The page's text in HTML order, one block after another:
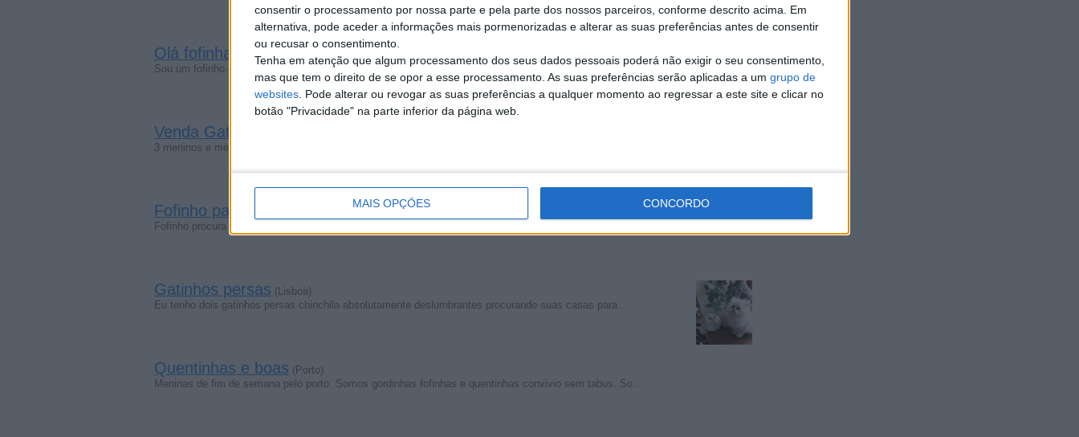
consentir o processamento por nossa parte e pela parte dos nossos parceiros, conforme descrito acima. Em
alternativa, pode aceder a informações mais pormenorizadas e alterar as suas preferências antes de consentir
ou recusar o consentimento.
Tenha em atenção que algum processamento dos seus dados pessoais poderá não exigir o seu consentimento,
mas que tem o direito de se opor a esse processamento. As suas preferências serão aplicadas a um grupo de
websites . Pode alterar ou revogar as suas preferências a qualquer momento ao regressar a este site e clicar no
botão "Privacidade" na parte inferior da página web.
MAIS OPÇÕES CONCORDO
Olá fofinhas
(Porto)
Sou um fofinho em busca de fofinhas casadas para sexo, as fofinhas não casadas também são bem…
Venda Gatinhos Russos Azuis
3 meninos e meninas fofinhos e robustos foram treinados em torno de crianças e cachorros.
Fofinho para fofinha atrevida
Fofinho procura fofinha bastante atrevida para encontros bastante atrevidos, 914293705, Porto e…
Gatinhos persas (Lisboa)
Eu tenho dois gatinhos persas chinchila absolutamente deslumbrantes procurando suas casas para…
Quentinhas e boas (Porto)
Meninas de fim de semana pelo porto. Somos gordinhas fofinhas e quentinhas convivio sem tabus. So…